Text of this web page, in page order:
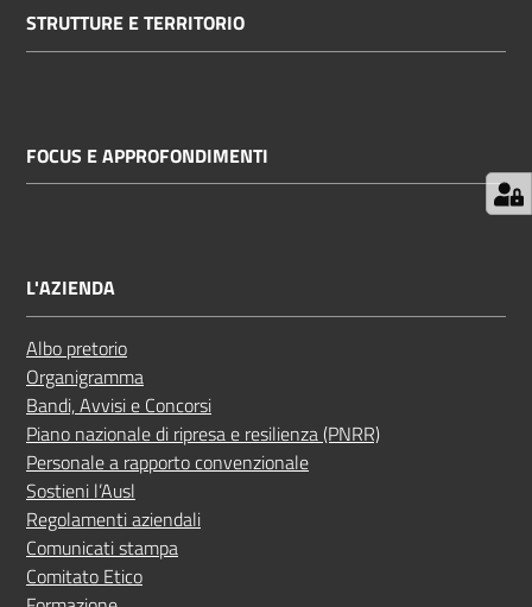
STRUTTURE E TERRITORIO
FOCUS E APPROFONDIMENTI
L'AZIENDA
Albo pretorio
Organigramma
Bandi, Avvisi e Concorsi
Piano nazionale di ripresa e resilienza (PNRR)
Personale a rapporto convenzionale
Sostieni l’Ausl
Regolamenti aziendali
Comunicati stampa
Comitato Etico